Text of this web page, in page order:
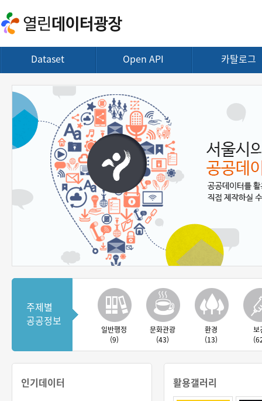
Dataset Open API 카탈로그
주제별
공공정보
일반행정
(9)
문화관광
(43)
환경
(13)
보
인기데이터 활용갤러리